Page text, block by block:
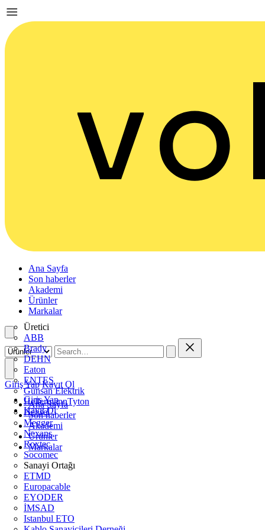
Ana Sayfa
Son haberler
Akademi
Ürünler
Markalar
Üretici
ABB
Brady
DEHN
Eaton
ENTES
Günsan Elektrik
HellermannTyton
Hensel
Megger
Nexans
Roxtec
Socomec
Sanayi Ortağı
ETMD
Europacable
EYODER
İMSAD
Istanbul ETO
Giriş Yap
Kayıt Ol
Giriş Yap Kayıt Ol
Ana Sayfa
Son haberler
Akademi
Ürünler
Markalar